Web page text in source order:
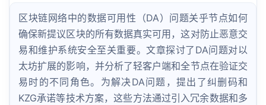
区块链网络中的数据可用性（DA）问题关乎节点如何
确保新提议区块的所有数据真实可用，这对防止恶意交
易和维护系统安全至关重要。文章探讨了DA问题对以
太坊扩展的影响，并分析了轻客户端和全节点在验证交
易时的不同角色。为解决DA问题，提出了纠删码和
KZG承诺等技术方案，这些方法通过引入冗余数据和多